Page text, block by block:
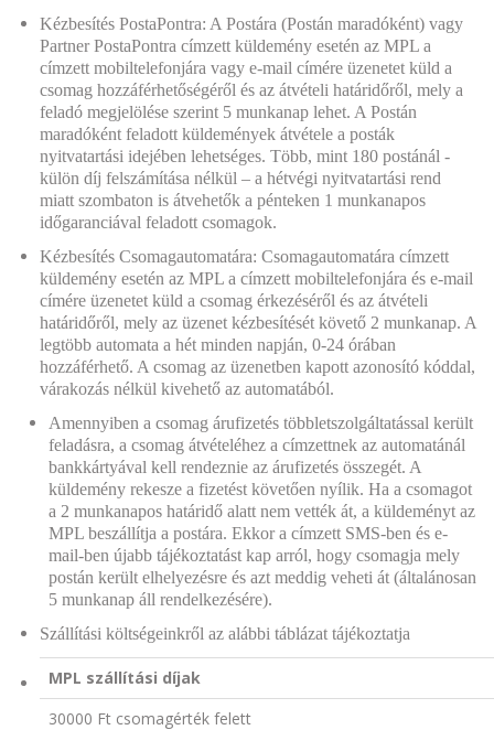
Kézbesítés PostaPontra: A Postára (Postán maradóként) vagy
Partner PostaPontra címzett küldemény esetén az MPL a
címzett mobiltelefonjára vagy e-mail címére üzenetet küld a
csomag hozzáférhetőségéről és az átvételi határidőről, mely a
feladó megjelölése szerint 5 munkanap lehet. A Postán
maradóként feladott küldemények átvétele a posták
nyitvatartási idejében lehetséges. Több, mint 180 postánál -
külön díj felszámítása nélkül – a hétvégi nyitvatartási rend
miatt szombaton is átvehetők a pénteken 1 munkanapos
időgaranciával feladott csomagok.
Kézbesítés Csomagautomatára: Csomagautomatára címzett
küldemény esetén az MPL a címzett mobiltelefonjára és e-mail
címére üzenetet küld a csomag érkezéséről és az átvételi
határidőről, mely az üzenet kézbesítését követő 2 munkanap. A
legtöbb automata a hét minden napján, 0-24 órában
hozzáférhető. A csomag az üzenetben kapott azonosító kóddal,
várakozás nélkül kivehető az automatából.
Amennyiben a csomag árufizetés többletszolgáltatással került
feladásra, a csomag átvételéhez a címzettnek az automatánál
bankkártyával kell rendeznie az árufizetés összegét. A
küldemény rekesze a fizetést követően nyílik. Ha a csomagot
a 2 munkanapos határidő alatt nem vették át, a küldeményt az
MPL beszállítja a postára. Ekkor a címzett SMS-ben és e-
mail-ben újabb tájékoztatást kap arról, hogy csomagja mely
postán került elhelyezésre és azt meddig veheti át (általánosan
5 munkanap áll rendelkezésére).
Szállítási költségeinkről az alábbi táblázat tájékoztatja
MPL szállítási díjak
30000 Ft csomagérték felett